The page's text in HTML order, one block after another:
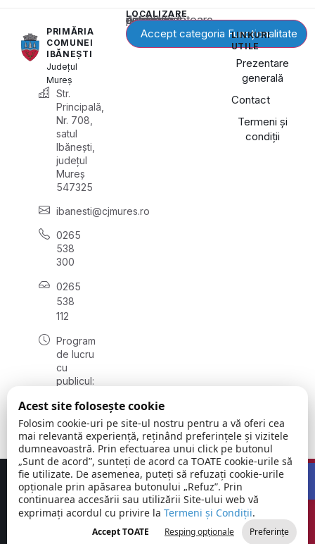
PRIMĂRIA
COMUNEI
IBĂNEȘTI
Județul
Mureș
Str.
Principală,
Nr. 708,
satul
Ibănești,
județul
Mureș
547325
ibanesti@cjmures.ro
0265
538
300
0265
538
112
Program
de lucru
cu
publicul:
vineri
08:00 -
16:00
LOCALIZARE
Acest conținut este blocat până când acceptați categoria corespunzătoare de cookie-uri.
Accept categoria Funcționalitate
LINKURI
UTILE
Prezentare
generală
Contact
Termeni și
condiții
Comuna
Ibănești |
Județul Mureș
©
2026
Toate
drepturile
rezervate
Concept realizat deBig Media Relații Publice SRL
Acest site folosește cookie
Folosim cookie-uri pe site-ul nostru pentru a vă oferi cea
mai relevantă experiență, reținând preferințele și vizitele
dumneavoastră. Prin efectuarea unui click pe butonul
„Sunt de acord”, sunteți de acord ca TOATE cookie-urile să
fie utilizate. De asemenea, puteți să refuzați cookie-urile
opționale prin apăsarea butonului „Refuz”. Prin
continuarea accesării sau utilizării Site-ului web vă
exprimați acordul cu privire la Termeni și Condiții.
Accept TOATE Resping opționale Preferințe